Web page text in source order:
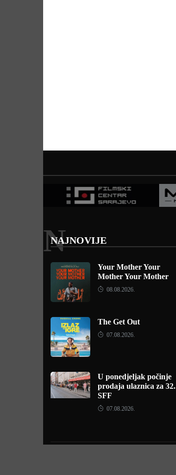
NAJNOVIJE
N
Your Mother Your
Mother Your Mother
08.08.2026.
The Get Out
07.08.2026.
U ponedjeljak počinje
prodaja ulaznica za 32.
SFF
07.08.2026.